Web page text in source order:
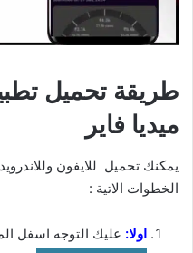
ميديا فاير
يمكنك تحميل للايفون
الخطوات الاتية :
اولا: عليك التوجه اسفل